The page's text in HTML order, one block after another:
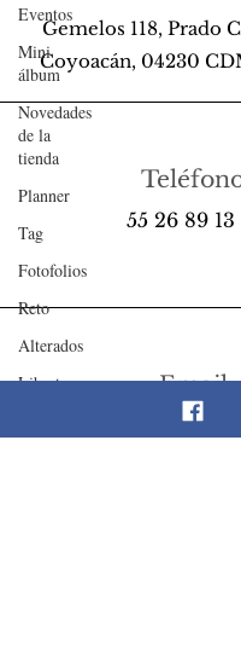
Eventos
Mini
álbum
Novedades
de la
tienda
Planner
Tag
Fotofolios
Reto
Alterados
Libretas
Gemelos 118, Prado
Coyoacán, 04230
55 26 89 13
Email